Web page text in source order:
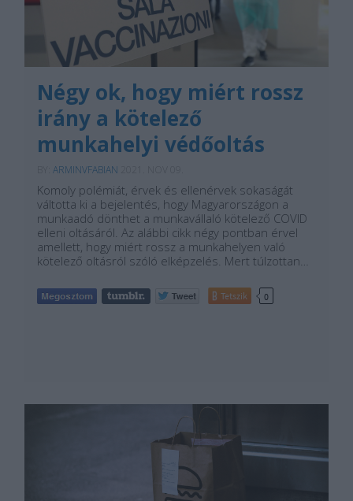
Négy ok, hogy miért rossz
irány a kötelező
munkahelyi védőoltás
ARMINVFABIAN
Komoly polémiát, érvek és ellenérvek sokaságát
váltotta ki a bejelentés, hogy Magyarországon a
munkaadó dönthet a munkavállaló kötelező COVID
elleni oltásáról. Az alábbi cikk négy pontban érvel
amellett, hogy miért rossz a munkahelyen való
kötelező oltásról szóló elképzelés. Mert túlzottan…
Tetszik 0